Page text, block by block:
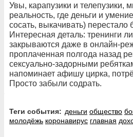
Увы, карапузики и телепузики,
реальность, где деньги и
сосать, выкачивать)
Интересная деталь: тренинги
закрываются даже в онлайн-
проплаченная полгода назад
сексуально-задорными
напоминает афишу цирка,
Просто забыли содрать.
Теги события: деньги общество
молодёжь коронавирус главная